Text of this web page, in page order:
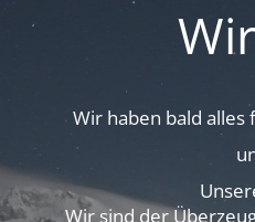
Wir haben bald
Wir sind der